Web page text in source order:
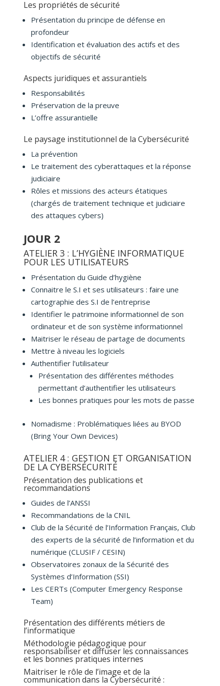
Les propriétés de sécurité
Présentation du principe de défense en
profondeur
Identification et évaluation des actifs et des
objectifs de sécurité
Aspects juridiques et assurantiels
Responsabilités
Préservation de la preuve
L’offre assurantielle
Le paysage institutionnel de la Cybersécurité
La prévention
Le traitement des cyberattaques et la réponse
judiciaire
Rôles et missions des acteurs étatiques
(chargés de traitement technique et judiciaire
des attaques cybers)
JOUR 2
ATELIER 3 : L’HYGIÈNE INFORMATIQUE
POUR LES UTILISATEURS
Présentation du Guide d’hygiène
Connaitre le S.I et ses utilisateurs : faire une
cartographie des S.I de l’entreprise
Identifier le patrimoine informationnel de son
ordinateur et de son système informationnel
Maitriser le réseau de partage de documents
Mettre à niveau les logiciels
Authentifier l’utilisateur
Présentation des différentes méthodes
permettant d’authentifier les utilisateurs
Les bonnes pratiques pour les mots de passe
Nomadisme : Problématiques liées au BYOD
(Bring Your Own Devices)
ATELIER 4 : GESTION ET ORGANISATION
DE LA CYBERSÉCURITÉ
Présentation des publications et
recommandations
Guides de l’ANSSI
Recommandations de la CNIL
Club de la Sécurité de l’Information Français, Club
des experts de la sécurité de l’information et du
numérique (CLUSIF / CESIN)
Observatoires zonaux de la Sécurité des
Systèmes d’Information (SSI)
Les CERTs (Computer Emergency Response
Team)
Présentation des différents métiers de
l’informatique
Méthodologie pédagogique pour
responsabiliser et diffuser les connaissances
et les bonnes pratiques internes
Maitriser le rôle de l’image et de la
communication dans la Cybersécurité :